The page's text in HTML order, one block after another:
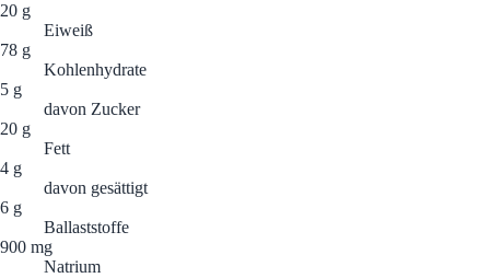
20 g
Eiweiß
78 g
Kohlenhydrate
5 g
davon Zucker
20 g
Fett
4 g
davon gesättigt
6 g
Ballaststoffe
900 mg
Natrium